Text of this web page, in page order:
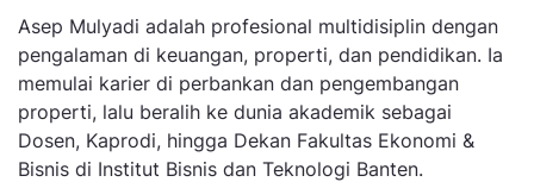
Asep Mulyadi adalah profesional multidisiplin dengan
pengalaman di keuangan, properti, dan pendidikan. Ia
memulai karier di perbankan dan pengembangan
properti, lalu beralih ke dunia akademik sebagai
Dosen, Kaprodi, hingga Dekan Fakultas Ekonomi &
Bisnis di Institut Bisnis dan Teknologi Banten.